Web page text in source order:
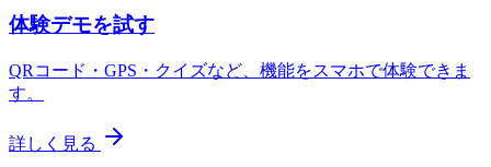
体験デモを試す
QRコード・GPS・クイズなど、機能をスマホで体験できま
す。
詳しく見る